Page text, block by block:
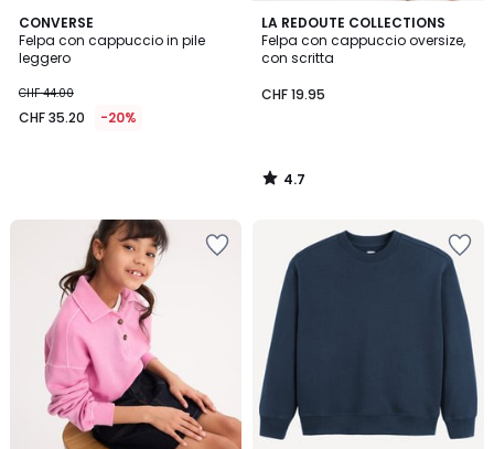
CONVERSE
Felpa con cappuccio in pile
leggero
CHF 44.00
CHF 35.20 -20%
LA REDOUTE COLLECTIONS
Felpa con cappuccio oversize,
con scritta
CHF 19.95
4.7
/ 5
4.7
/